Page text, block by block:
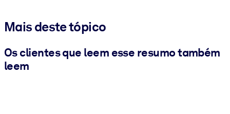
Mais deste tópico
Os clientes que leem esse resumo também
leem